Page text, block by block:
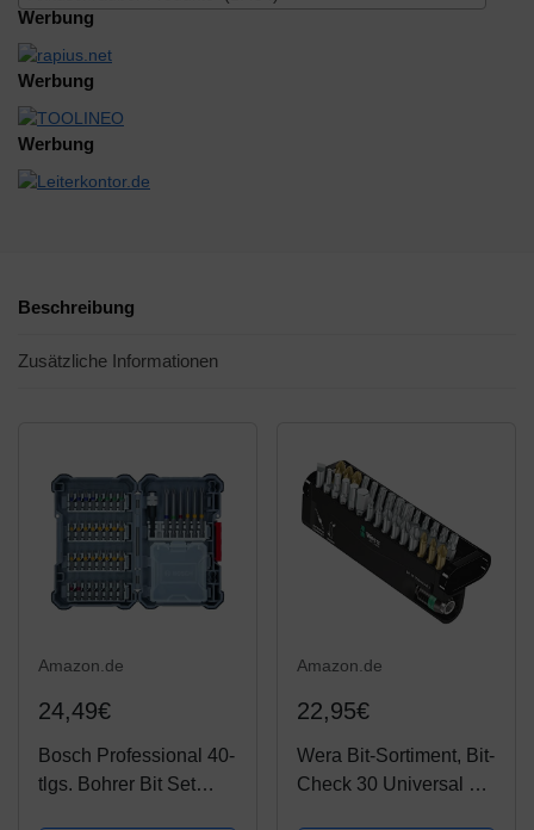
Werbung
Werbung
Werbung
Beschreibung
Zusätzliche Informationen
Amazon.de
24,49€
Bosch Professional 40-
tlgs. Bohrer Bit Set
Amazon.de
22,95€
Wera Bit-Sortiment, Bit-
Check 30 Universal 1,